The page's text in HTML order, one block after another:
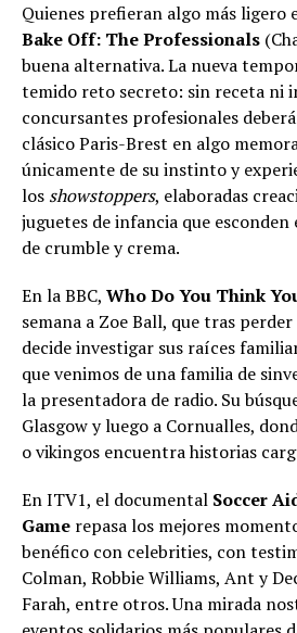
Quienes prefieran algo más ligero
Bake Off: The Professionals
buena alternativa. La nueva
temido reto secreto: sin receta ni
concursantes profesionales
clásico Paris-Brest en algo
únicamente de su instinto y
los showstoppers, elaboradas
juguetes de infancia que
de crumble y crema.
En la BBC, Who Do You Think
semana a Zoe Ball, que tras
decide investigar sus raíces
que venimos de una familia de
la presentadora de radio. Su
Glasgow y luego a Cornualles,
o vikingos encuentra historias
En ITV1, el documental Soccer
Game repasa los mejores
benéfico con celebrities, con
Colman, Robbie Williams, Ant y
Farah, entre otros. Una mirada